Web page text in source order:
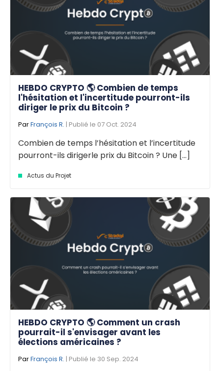
HEBDO CRYPTO 🌎 Combien de temps
l'hésitation et l'incertitude pourront-ils
diriger le prix du Bitcoin ?
ParFrançois R. | Publié le 07 Oct. 2024
Combien de temps l’hésitation et l’incertitude
pourront-ils dirigerle prix du Bitcoin ? Une [...]
Actus du Projet
HEBDO CRYPTO 🌎 Comment un crash
pourrait-il s'envisager avant les
élections américaines ?
ParFrançois R. | Publié le 30 Sep. 2024